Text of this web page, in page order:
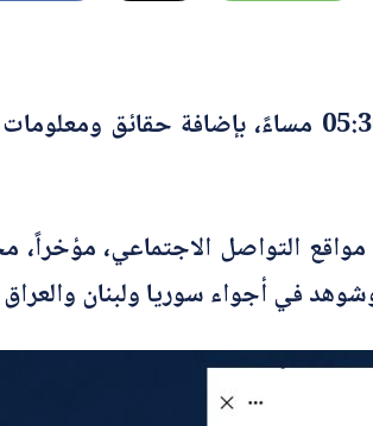
جرى تحديث هذه المادة بتاريخ 19/12/2025 الساعة 05:30
التواصل الاجتماعي، مؤخراً،
في أجواء سوريا ولبنان والعراق